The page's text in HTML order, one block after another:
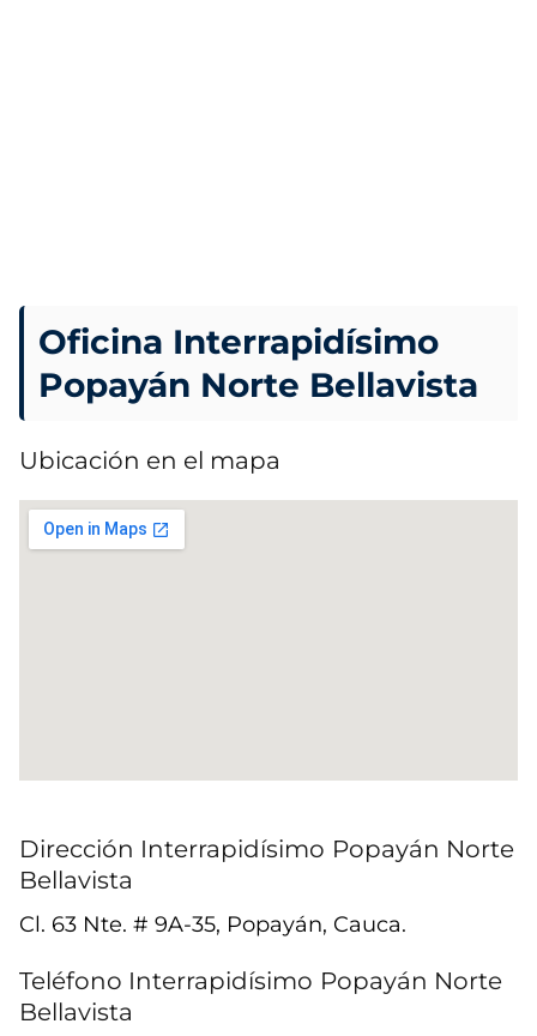
Oficina Interrapidísimo
Popayán Norte Bellavista
Ubicación en el mapa
Dirección Interrapidísimo Popayán Norte
Bellavista
Cl. 63 Nte. # 9A-35, Popayán, Cauca.
Teléfono Interrapidísimo Popayán Norte
Bellavista